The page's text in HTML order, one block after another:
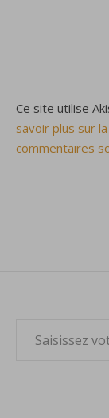
Ce site utilise
savoir plus sur
commentaires